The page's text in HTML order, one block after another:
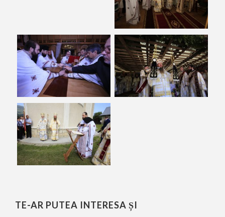
TE-AR PUTEA INTERESA ȘI